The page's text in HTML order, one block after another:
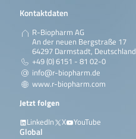
Kontaktdaten
R-Biopharm AG
An der neuen Bergstraße 17
64297 Darmstadt, Deutschland
+49 (0) 6151 - 81 02-0
info@r-biopharm.de
www.r-biopharm.com
Jetzt folgen
LinkedIn
X YouTube
Global